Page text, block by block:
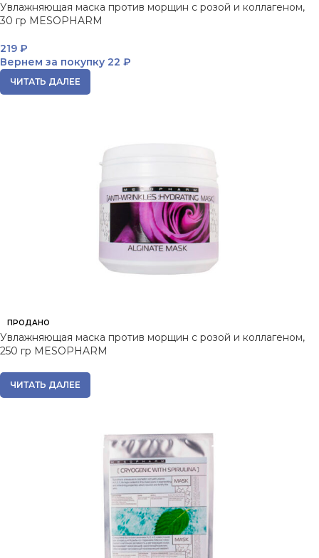
Увлажняющая маска против морщин с розой и коллагеном,
30 гр MESOPHARM
219 ₽
Вернем за покупку 22 ₽
ЧИТАТЬ ДАЛЕЕ
ПРОДАНО
Увлажняющая маска против морщин с розой и коллагеном,
250 гр MESOPHARM
ЧИТАТЬ ДАЛЕЕ